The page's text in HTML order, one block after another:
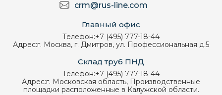
crm@rus-line.com
Главный офис
Телефон:+7 (495) 777-18-44
Адрес:г. Москва, г. Дмитров, ул. Профессиональная д.5
Склад труб ПНД
Телефон:+7 (495) 777-18-44
Адрес:г. Московская область, Производственные
площадки расположенные в Калужской области.